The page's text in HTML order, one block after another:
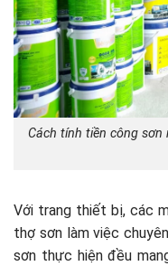
Cách tính tiền công sơn
Với trang thiết bị, các
thợ sơn làm việc
sơn thực hiện đều